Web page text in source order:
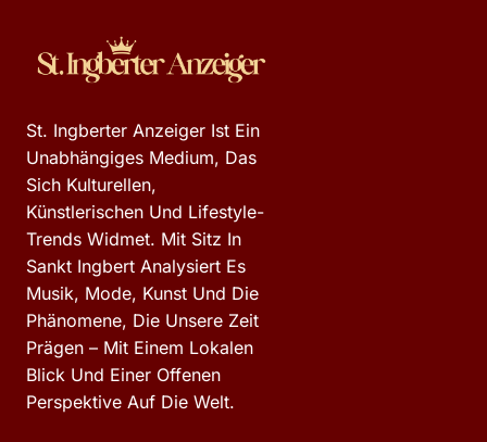
St. Ingberter Anzeiger Ist Ein
Unabhängiges Medium, Das
Sich Kulturellen,
Künstlerischen Und Lifestyle-
Trends Widmet. Mit Sitz In
Sankt Ingbert Analysiert Es
Musik, Mode, Kunst Und Die
Phänomene, Die Unsere Zeit
Prägen – Mit Einem Lokalen
Blick Und Einer Offenen
Perspektive Auf Die Welt.